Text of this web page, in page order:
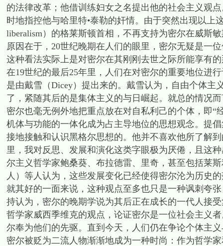
的法律改革；他借训练妇女之名提出他的社会主义观
时地指控他与哈里特•泰勒的奸情。由于突然出现以上
liberalism）的格莱斯顿首相，不再支持为密尔在威斯
原因在于，20世纪晚期在人们的眼里，密尔无疑是一
这种看法实际上是对密尔在其刚刚去世之际所能享有
在19世纪的最后25年里，人们在对密尔的重要地位进
是由戴雪（Dicey）提出来的。戴雪认为，自由个体主
了，紧随其后的是集体主义的与日崛起。就总的情况
密尔也毫无例外地把重点放在对自私利己的个体，即“
机体与功能的一体化成为占主导地位的思想观念。提
接地接触和认识黑格尔思想的。他并不喜欢他所了解
里，我对反思、发展和演化这类字眼极为厌倦，且这
尔主义哲学家鲍桑葵、布拉德雷、里奇，甚至包括莱
人）等人认为，这些发展变化已经使得密尔沦为历史
就其好的一面来说，这种观点至多也只是一种讽刺夸
持认为，密尔的晚期学说为其后正在成长的一代人接
哲学家威西季维克的观点，论证密尔是一位社会主义
尔奉为他们的先驱。直到今天，人们仍在争论个体主
密尔被贬为二流人物渐渐地成为一种时尚：作为哲学